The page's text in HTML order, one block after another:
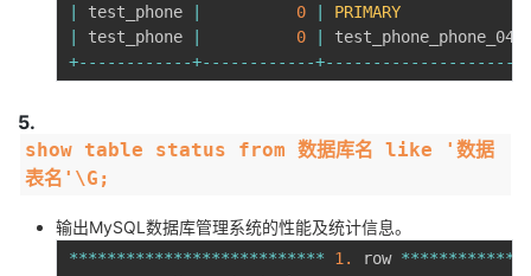
证实
验
的
收
持
建
议
test_phone 0
PRIMARY
test_phone 0
+-- -- -- -- -- --+-- -- -- -- -- --+-- -- -- -- -- -- -- -- -- --
5.
show table status from 数据库名 like '数据
表名'\G;
输出MySQL数据库管理系统的性能及统计信息。
*************************** 1. row ************